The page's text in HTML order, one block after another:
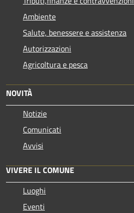
Ambiente
Salute, benessere e assistenza
Autorizzazioni
Agricoltura e pesca
NOVITÀ
Notizie
Comunicati
Avvisi
VIVERE IL COMUNE
Luoghi
Eventi